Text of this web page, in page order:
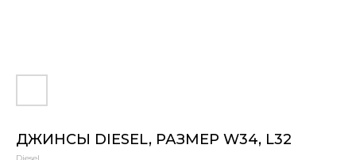
ДЖИНСЫ DIESEL, РАЗМЕР W34, L32